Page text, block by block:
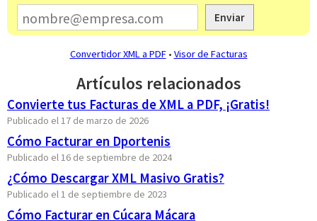
Enviar
Convertidor XML a PDF• Visor de Facturas
Artículos relacionados
Convierte tus Facturas de XML a PDF, ¡Gratis!
Publicado el 17 de marzo de 2026
Cómo Facturar en Dportenis
Publicado el 16 de septiembre de 2024
¿Cómo Descargar XML Masivo Gratis?
Publicado el 1 de septiembre de 2023
Cómo Facturar en Cúcara Mácara